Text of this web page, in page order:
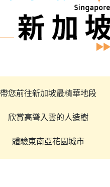
帶您前往新加坡最精華地段
欣賞高聳入雲的人造樹
體驗東南亞花園城市